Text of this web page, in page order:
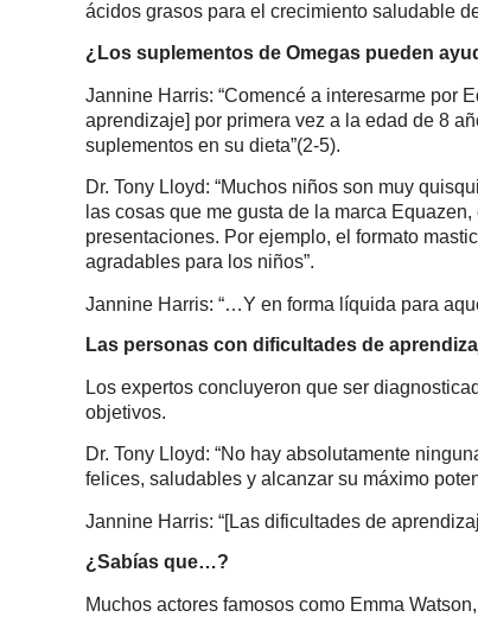
ácidos grasos para el crecimiento saludable
¿Los suplementos de Omegas pueden
Jannine Harris: “Comencé a interesarme por
aprendizaje] por primera vez a la edad de 8
suplementos en su dieta”(2-5).
Dr. Tony Lloyd: “Muchos niños son muy
las cosas que me gusta de la marca
presentaciones. Por ejemplo, el formato
agradables para los niños”.
Jannine Harris: “…Y en forma líquida para
Las personas con dificultades de
Los expertos concluyeron que ser
objetivos.
Dr. Tony Lloyd: “No hay absolutamente
felices, saludables y alcanzar su máximo
Jannine Harris: “[Las dificultades de
¿Sabías que…?
Muchos actores famosos como Emma